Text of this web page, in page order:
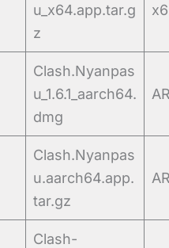
u_x64.app.tar.g
z
Clash.Nyanpas
u_1.6.1_aarch64.
dmg
Clash.Nyanpas
u.aarch64.app.
tar.gz
Clash-